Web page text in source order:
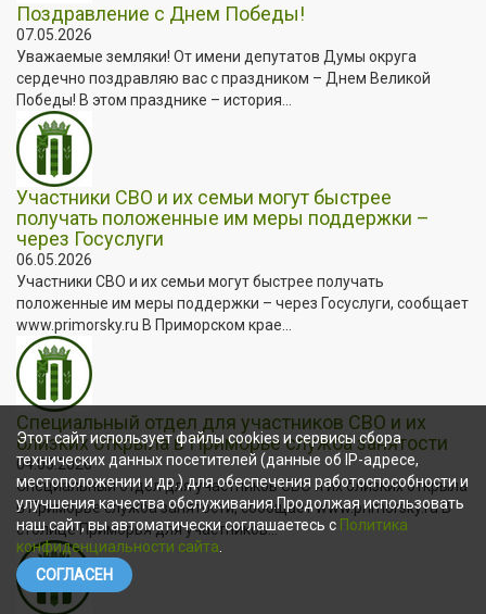
Поздравление с Днем Победы!
07.05.2026
Уважаемые земляки! От имени депутатов Думы округа
сердечно поздравляю вас с праздником – Днем Великой
Победы! В этом празднике – история...
Участники СВО и их семьи могут быстрее
получать положенные им меры поддержки –
через Госуслуги
06.05.2026
Участники СВО и их семьи могут быстрее получать
положенные им меры поддержки – через Госуслуги, сообщает
www.primorsky.ru В Приморском крае...
Специальный отдел для участников СВО и их
близких открыла в Приморье служба занятости
04.05.2026
Специальный отдел для участников СВО и их близких открыла
в Приморье служба занятости, сообщает www.primorsky.ru В
столице Приморья для участников...
Этот сайт использует файлы cookies и сервисы сбора
технических данных посетителей (данные об IP-адресе,
местоположении и др.) для обеспечения работоспособности и
улучшения качества обслуживания.Продолжая использовать
наш сайт, вы автоматически соглашаетесь с Политика
конфиденциальности сайта
СОГЛАСЕН